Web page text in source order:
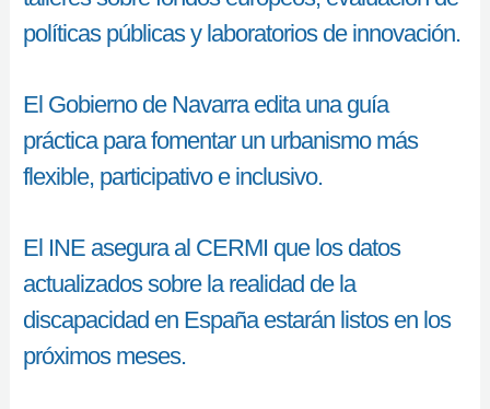
políticas públicas y laboratorios de innovación.
El Gobierno de Navarra edita una guía
práctica para fomentar un urbanismo más
flexible, participativo e inclusivo.
El INE asegura al CERMI que los datos
actualizados sobre la realidad de la
discapacidad en España estarán listos en los
próximos meses.